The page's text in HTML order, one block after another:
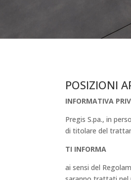
POSIZIONI
INFORMATIVA
Pregis S.pa., in
di titolare del
TI INFORMA
ai sensi del